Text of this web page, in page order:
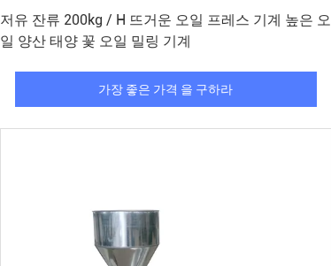
저유 잔류 200kg / H 뜨거운 오일 프레스 기계 높은 오
일 양산 태양 꽃 오일 밀링 기계
가장 좋은 가격 을 구하라